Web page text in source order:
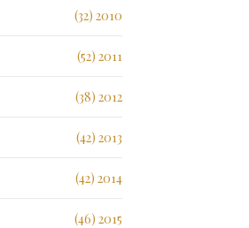
2010 (32)
2011 (52)
2012 (38)
2013 (42)
2014 (42)
2015 (46)